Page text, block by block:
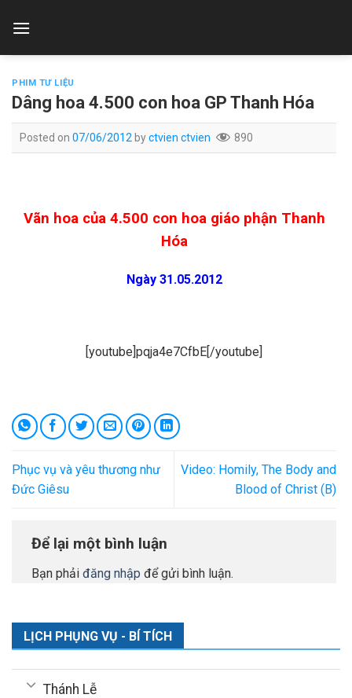
PHIM TƯ LIỆU
Dâng hoa 4.500 con hoa GP Thanh Hóa
Posted on 07/06/2012 byctvien ctvien 890
Vãn hoa của 4.500 con hoa giáo phận Thanh
Hóa
Ngày 31.05.2012
[youtube]pqja4e7CfbE[/youtube]
Phục vụ và yêu thương như
Đức Giêsu
Video: Homily, The Body and
Blood of Christ (B)
Để lại một bình luận
Bạn phải đăng nhập để gửi bình luận.
LỊCH PHỤNG VỤ - BÍ TÍCH
Thánh Lễ